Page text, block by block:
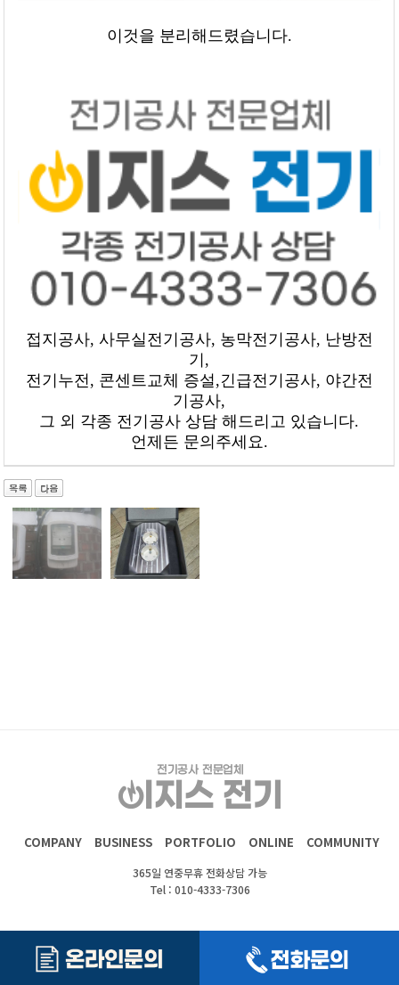
이것을 분리해드렸습니다.
접지공사, 사무실전기공사, 농막전기공사, 난방전
기,
전기누전, 콘센트교체 증설,긴급전기공사, 야간전
기공사,
그 외 각종 전기공사 상담 해드리고 있습니다.
언제든 문의주세요.
COMPANY BUSINESS PORTFOLIO ONLINE COMMUNITY
365일 연중무휴 전화상담 가능
Tel : 010-4333-7306